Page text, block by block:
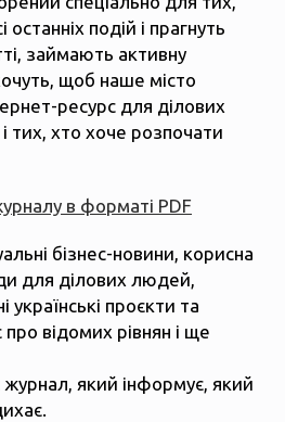
подій і прагнуть
займають активну
щоб наше місто
ресурс для ділових
тих, хто хоче розпочати
в форматі PDF
бізнес-новини, корисна
для ділових людей,
українські проєкти та
відомих рівнян і ще
який інформує, який